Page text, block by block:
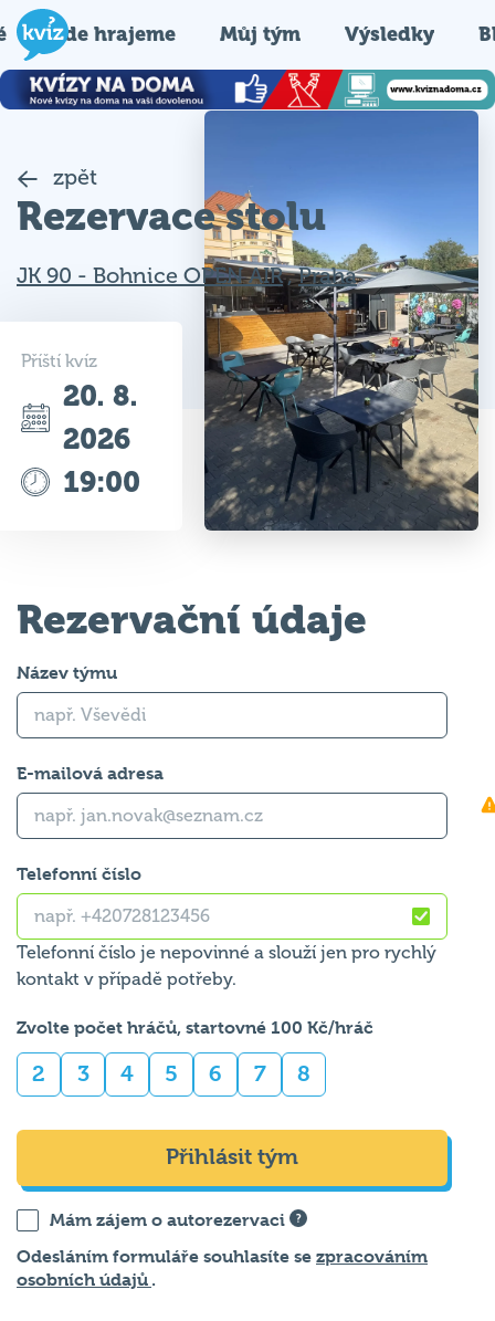
Kde hrajeme Můj tým Výsledky
zpět
Rezervace stolu
JK 90 - Bohnice OPEN AIR,Praha
Příští kvíz
20. 8.
2026
19:00
Rezervační údaje
Název týmu
E-mailová adresa
Telefonní číslo
Telefonní číslo je nepovinné a slouží jen pro rychlý
kontakt v případě potřeby.
Zvolte počet hráčů, startovné 100 Kč/hráč
2 3 4 5 6 7 8
Přihlásit tým
Mám zájem o autorezervaci
Odesláním formuláře souhlasíte se zpracováním
osobních údajů .